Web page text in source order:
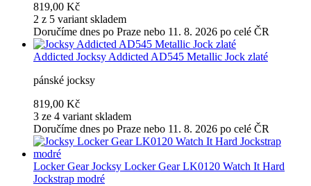
819,00 Kč
2 z 5 variant skladem
Doručíme dnes po Praze nebo 11. 8. 2026 po celé ČR
Addicted Jocksy Addicted AD545 Metallic Jock zlaté
pánské jocksy
819,00 Kč
3 ze 4 variant skladem
Doručíme dnes po Praze nebo 11. 8. 2026 po celé ČR
Locker Gear Jocksy Locker Gear LK0120 Watch It Hard
Jockstrap modré